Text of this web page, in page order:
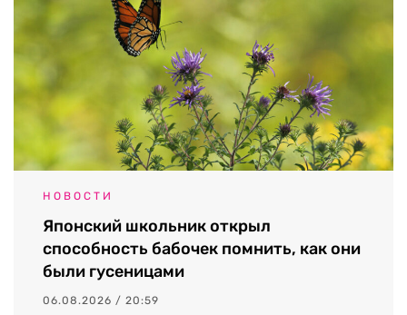
НОВОСТИ
Японский школьник открыл
способность бабочек помнить, как они
были гусеницами
06.08.2026 / 20:59